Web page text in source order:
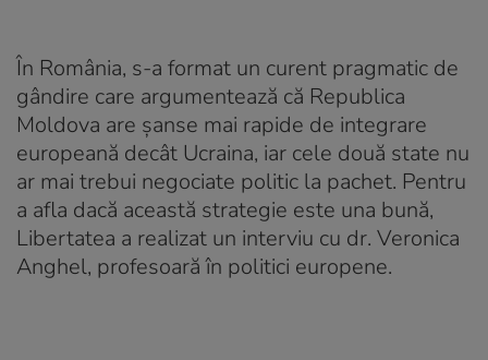
În România, s-a format un curent pragmatic de
gândire care argumentează că Republica
Moldova are șanse mai rapide de integrare
europeană decât Ucraina, iar cele două state nu
ar mai trebui negociate politic la pachet. Pentru
a afla dacă această strategie este una bună,
Libertatea a realizat un interviu cu dr. Veronica
Anghel, profesoară în politici europene.